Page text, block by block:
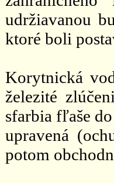
udržiavanou
ktoré boli
Korytnická
železité
sfarbia fľaše
upravená
potom